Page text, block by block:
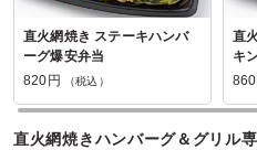
直火網焼き ステーキハンバ
ーグ爆安弁当
820円
（税込）
直
キ
860
直火網焼きハンバーグ＆グリル